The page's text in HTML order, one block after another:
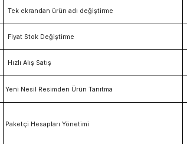
Tek ekrandan ürün adı değiştirme
Fiyat Stok Değiştirme
Hızlı Alış Satış
Yeni Nesil Resimden Ürün Tanıtma
Paketçi Hesapları Yönetimi